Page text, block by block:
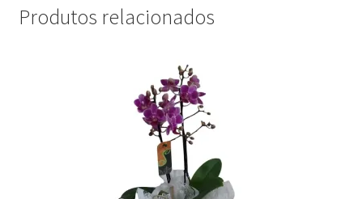
Produtos relacionados